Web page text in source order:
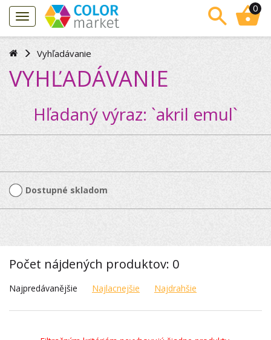
0
Vyhľadávanie
VYHĽADÁVANIE
Hľadaný výraz: `akril emul`
Dostupné skladom
Počet nájdených produktov: 0
Najpredávanějšie Najlacnejšie Najdrahšie